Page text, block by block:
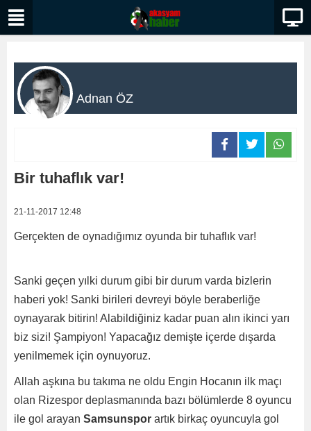
Adnan ÖZ
Bir tuhaflık var!
21-11-2017 12:48
Gerçekten de oynadığımız oyunda bir tuhaflık var!
Sanki geçen yılki durum gibi bir durum varda bizlerin
haberi yok! Sanki birileri devreyi böyle beraberliğe
oynayarak bitirin! Alabildiğiniz kadar puan alın ikinci yarı
biz sizi! Şampiyon! Yapacağız demişte içerde dışarda
yenilmemek için oynuyoruz.
Allah aşkına bu takıma ne oldu Engin Hocanın ilk maçı
olan Rizespor deplasmanında bazı bölümlerde 8 oyuncu
ile gol arayan Samsunspor artık birkaç oyuncuyla gol